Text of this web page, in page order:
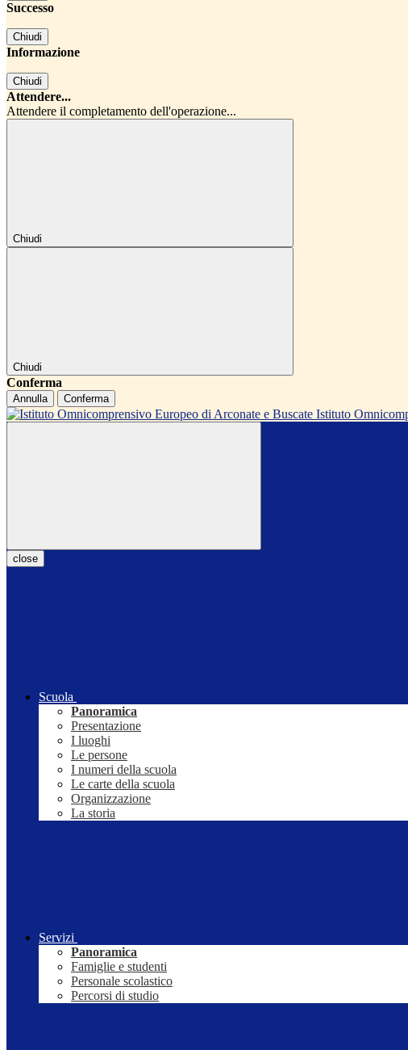
Successo
Chiudi
Informazione
Chiudi
Attendere...
Attendere il completamento dell'operazione...
Chiudi
Chiudi
Conferma
Annulla Conferma
Istituto
close
Scuola
Panoramica
Presentazione
I luoghi
Le persone
I numeri della scuola
Le carte della scuola
Organizzazione
La storia
Servizi
Panoramica
Famiglie e studenti
Personale scolastico
Percorsi di studio